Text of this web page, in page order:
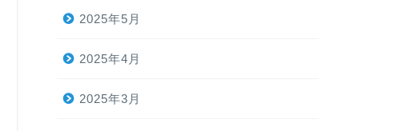
2025年5月
2025年4月
2025年3月